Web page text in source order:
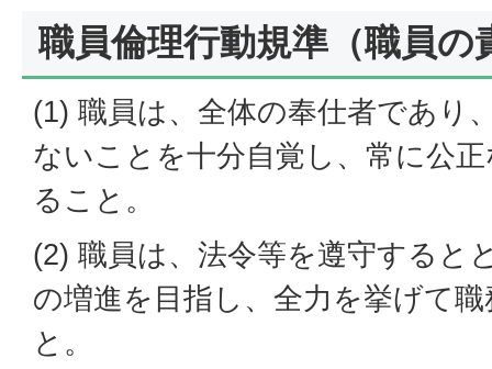
職員倫理行動規準（職員の
(1) 職員は、全体の奉仕者であり
ないことを十分自覚し、常に公
ること。
(2) 職員は、法令等を遵守すると
の増進を目指し、全力を挙げて
と。